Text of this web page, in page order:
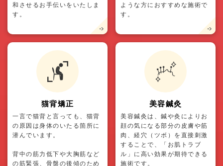
和させるお手伝いをいたしま
す。
ような方におすすめな施術で
す。
猫背矯正
一言で猫背と言っても、猫背
の原因は身体のいたる箇所に
潜んでいます。
背中の筋力低下や大胸筋など
の筋緊張、骨盤の後傾のため
美容鍼灸
美容鍼灸は、鍼や灸によりお
顔の気になる部分の皮膚や筋
肉、経穴（ツボ）を直接刺激
することで、「お肌トラブ
ル」に高い効果が期待できる
施術です。